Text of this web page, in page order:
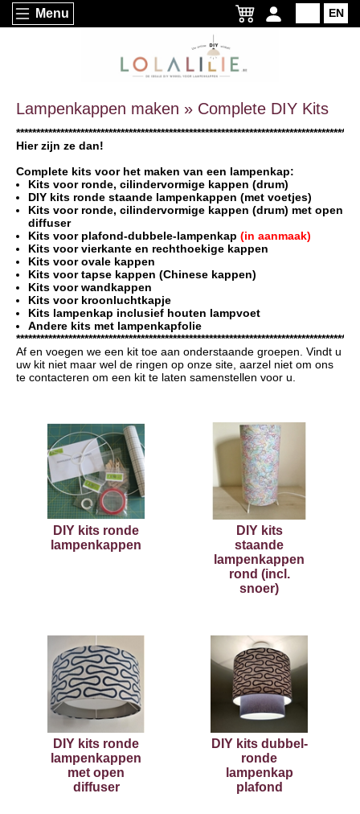
Menu EN
Lampenkappen maken » Complete DIY Kits
Hier zijn ze dan!
Complete kits voor het maken van een lampenkap:
Kits voor ronde, cilindervormige kappen (drum)
DIY kits ronde staande lampenkappen (met voetjes)
Kits voor ronde, cilindervormige kappen (drum) met open
diffuser
Kits voor plafond-dubbele-lampenkap (in aanmaak)
Kits voor vierkante en rechthoekige kappen
Kits voor ovale kappen
Kits voor tapse kappen (Chinese kappen)
Kits voor wandkappen
Kits voor kroonluchtkapje
Kits lampenkap inclusief houten lampvoet
Andere kits met lampenkapfolie
Af en voegen we een kit toe aan onderstaande groepen. Vindt u
uw kit niet maar wel de ringen op onze site, aarzel niet om ons
te contacteren om een kit te laten samenstellen voor u.
DIY kits ronde
lampenkappen
DIY kits
staande
lampenkappen
rond (incl.
snoer)
DIY kits ronde
lampenkappen
met open
diffuser
DIY kits dubbel-
ronde
lampenkap
plafond